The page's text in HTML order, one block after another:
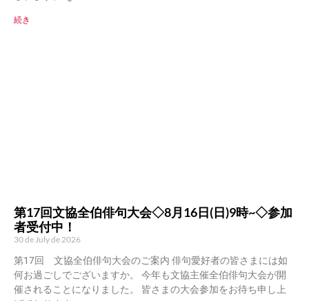
続き
第17回文協全伯俳句大会◇8月16日(日)9時~◇参加
者受付中！
30 de July de 2026
第17回 文協全伯俳句大会のご案内 俳句愛好者の皆さまには如
何お過ごしでございますか。 今年も文協主催全伯俳句大会が開
催されることになりました。 皆さまの大会参加をお待ち申し上